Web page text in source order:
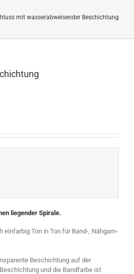
mit wasserabweisender Beschichtung
liegender Spirale.
Ton in Ton für Band-, Nähgarn-
Beschichtung auf der
und die Bandfarbe ist